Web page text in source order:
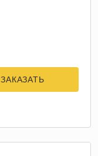
ЗАКАЗАТЬ